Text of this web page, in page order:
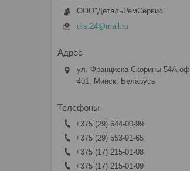
ООО"ДетальРемСервис"
drs.24@mail.ru
ул. Франциска Скорины 54А,оф.
401, Минск, Беларусь
+375 (29) 644-00-99
+375 (29) 553-91-65
+375 (17) 215-01-08
+375 (17) 215-01-09